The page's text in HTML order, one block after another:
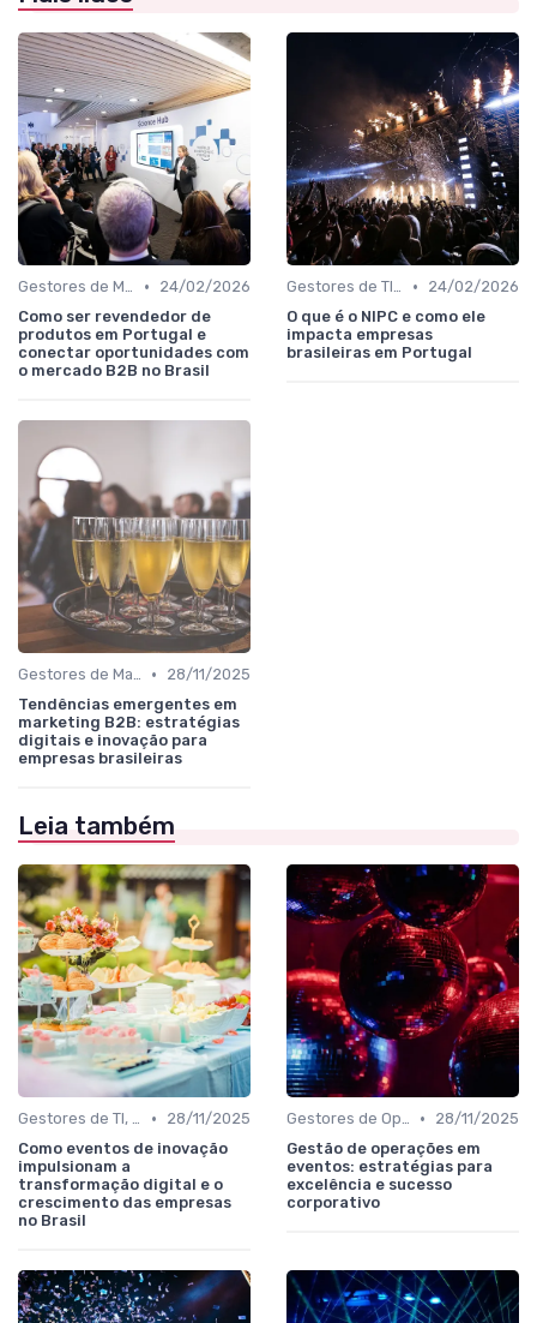
Gestores de Marketing, Vendas e Growth •
24/02/2026
Como ser revendedor de
produtos em Portugal e
conectar oportunidades com
o mercado B2B no Brasil
Gestores de TI, Inovação e Transformação Digital •
24/02/2026
O que é o NIPC e como ele
impacta empresas
brasileiras em Portugal
Gestores de Marketing, Vendas e Growth •
28/11/2025
Tendências emergentes em
marketing B2B: estratégias
digitais e inovação para
empresas brasileiras
Leia também
Gestores de TI, Inovação e Transformação Digital •
28/11/2025
Como eventos de inovação
impulsionam a
transformação digital e o
crescimento das empresas
no Brasil
Gestores de Operações, Produção e Logística •
28/11/2025
Gestão de operações em
eventos: estratégias para
excelência e sucesso
corporativo